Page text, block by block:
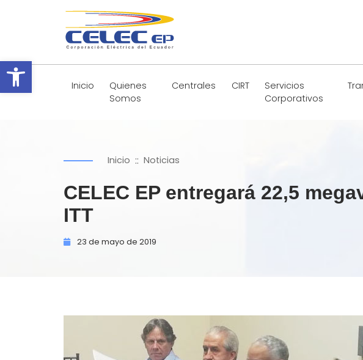
Abrir barra de herramientas
Inicio
Quienes
Somos
Centrales CIRT
Servicios
Corporativos
Inicio :: Noticias
CELEC EP entregará 22,5
ITT
23 de mayo de 2019